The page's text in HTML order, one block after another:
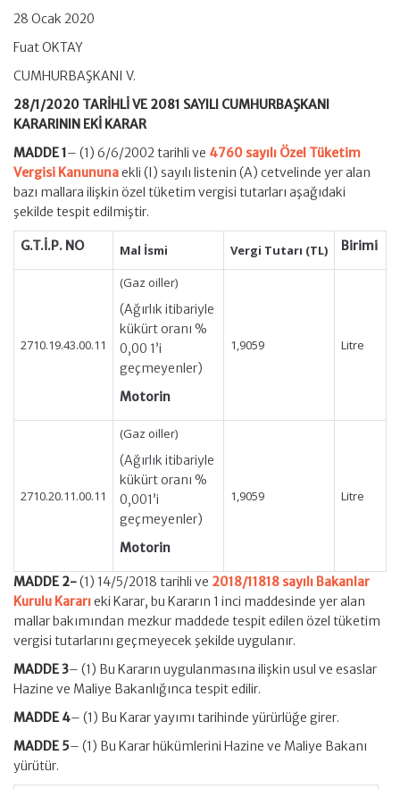
28 Ocak 2020
Fuat OKTAY
CUMHURBAŞKANI V.
28/1/2020 TARİHLİ VE 2081 SAYILI CUMHURBAŞKANI
KARARININ EKİ KARAR
MADDE 1– (1) 6/6/2002 tarihli ve 4760 sayılı Özel Tüketim
Vergisi Kanununaekli (I) sayılı listenin (A) cetvelinde yer alan
bazı mallara ilişkin özel tüketim vergisi tutarları aşağıdaki
şekilde tespit edilmiştir.
G.T.İ.P. NO Mal İsmi Vergi Tutarı (TL) Birimi
2710.19.43.00.11
(Gaz oiller)
(Ağırlık itibariyle
kükürt oranı %
0,00 1’i
geçmeyenler)
Motorin
1,9059 Litre
2710.20.11.00.11
(Gaz oiller)
(Ağırlık itibariyle
kükürt oranı %
0,001’i
geçmeyenler)
Motorin
1,9059 Litre
MADDE 2-(1) 14/5/2018 tarihli ve 2018/11818 sayılı Bakanlar
Kurulu Kararıeki Karar, bu Kararın 1 inci maddesinde yer alan
mallar bakımından mezkur maddede tespit edilen özel tüketim
vergisi tutarlarını geçmeyecek şekilde uygulanır.
MADDE 3– (1) Bu Kararın uygulanmasına ilişkin usul ve esaslar
Hazine ve Maliye Bakanlığınca tespit edilir.
MADDE 4– (1) Bu Karar yayımı tarihinde yürürlüğe girer.
MADDE 5– (1) Bu Karar hükümlerini Hazine ve Maliye Bakanı
yürütür.